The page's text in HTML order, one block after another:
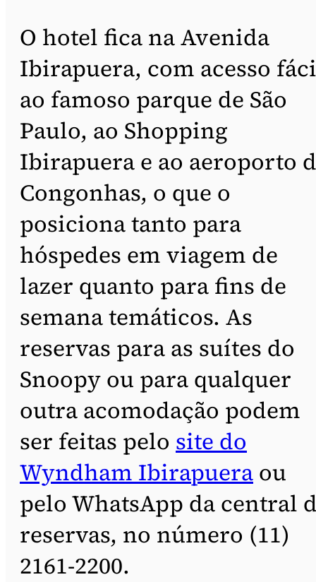
O hotel fica na Avenida
Ibirapuera, com acesso
ao famoso parque de São
Paulo, ao Shopping
Ibirapuera e ao aeroporto
Congonhas, o que o
posiciona tanto para
hóspedes em viagem de
lazer quanto para fins de
semana temáticos. As
reservas para as suítes do
Snoopy ou para qualquer
outra acomodação podem
ser feitas pelo site do
Wyndham Ibirapuera ou
pelo WhatsApp da central
reservas, no número (11)
2161-2200.